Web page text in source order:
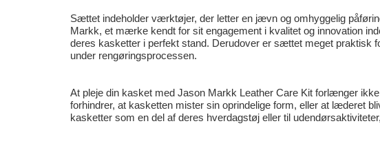
Sættet indeholder værktøjer, der letter en jævn og omhyggelig
Markk, et mærke kendt for sit engagement i kvalitet og innovation
deres kasketter i perfekt stand. Derudover er sættet meget praktisk
under rengøringsprocessen.
At pleje din kasket med Jason Markk Leather Care Kit forlænger
forhindrer, at kasketten mister sin oprindelige form, eller at læderet
kasketter som en del af deres hverdagstøj eller til